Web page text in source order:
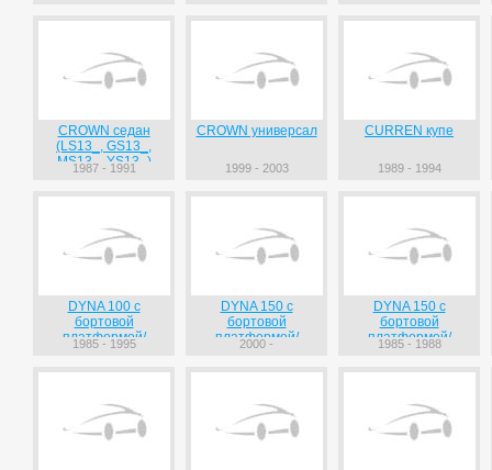
CROWN седан
(LS13_, GS13_,
MS13_, YS13_)
1987 - 1991
CROWN универсал
1999 - 2003
CURREN купе
1989 - 1994
DYNA 100 c
бортовой
платформой/
ходовая часть (YH_)
1985 - 1995
DYNA 150 c
бортовой
платформой/
ходовая часть
2000 -
DYNA 150 c
бортовой
платформой/
ходовая часть
1985 - 1988